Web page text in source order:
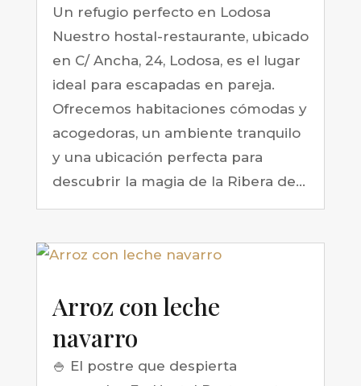
Un refugio perfecto en Lodosa
Nuestro hostal-restaurante, ubicado
en C/ Ancha, 24, Lodosa, es el lugar
ideal para escapadas en pareja.
Ofrecemos habitaciones cómodas y
acogedoras, un ambiente tranquilo
y una ubicación perfecta para
descubrir la magia de la Ribera de...
Arroz con leche
navarro
🍚 El postre que despierta